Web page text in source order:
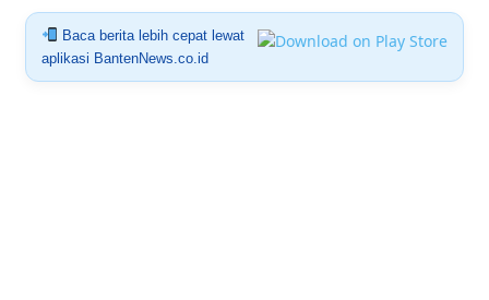
Baca berita lebih cepat lewat
aplikasi BantenNews.co.id